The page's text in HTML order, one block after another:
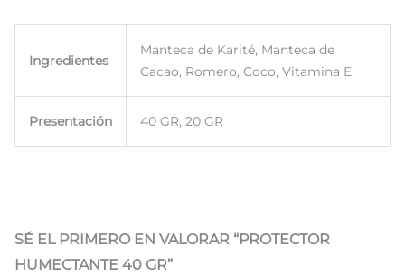
Ingredientes
Manteca de Karité, Manteca de
Cacao, Romero, Coco, Vitamina E.
Presentación 40 GR, 20 GR
SÉ EL PRIMERO EN VALORAR “PROTECTOR
HUMECTANTE 40 GR”